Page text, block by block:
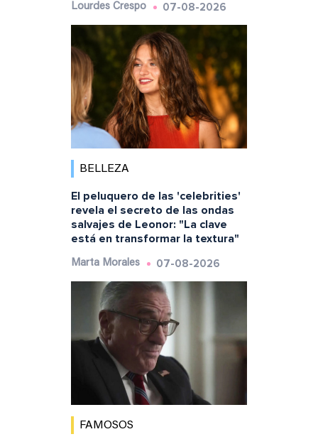
Lourdes Crespo 07-08-2026
BELLEZA
El peluquero de las 'celebrities'
revela el secreto de las ondas
salvajes de Leonor: "La clave
está en transformar la textura"
Marta Morales 07-08-2026
FAMOSOS